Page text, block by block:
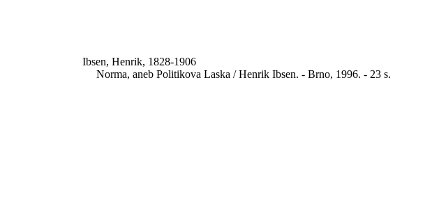
Ibsen, Henrik, 1828-1906
Norma, aneb Politikova Laska / Henrik Ibsen. - Brno, 1996. - 23 s.